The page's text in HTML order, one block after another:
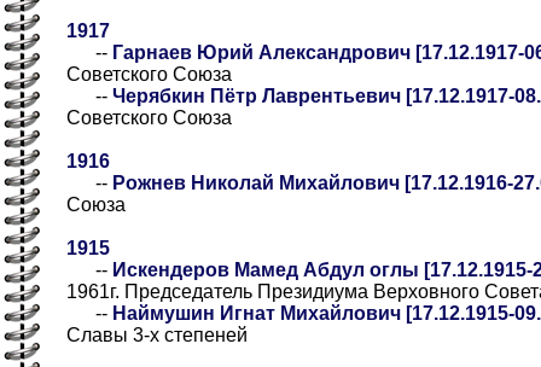
1917
-- Гарнаев Юрий Александрович [17.12.1917-
Советского Союза
-- Черябкин Пётр Лаврентьевич [17.12.1917-
Советского Союза
1916
-- Рожнев Николай Михайлович [17.12.1916-
Союза
1915
-- Искендеров Мамед Абдул оглы [17.12.1915-
1961г. Председатель Президиума Верховного
-- Наймушин Игнат Михайлович [17.12.1915-
Славы 3-х степеней